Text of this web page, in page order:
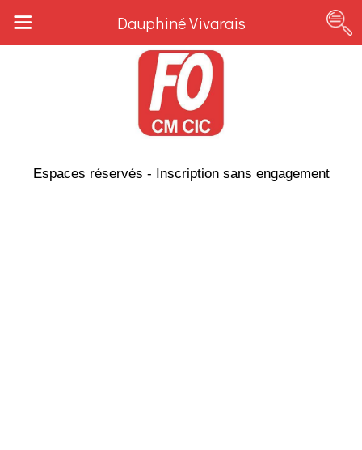
Dauphiné Vivarais
Espaces réservés - Inscription sans engagement